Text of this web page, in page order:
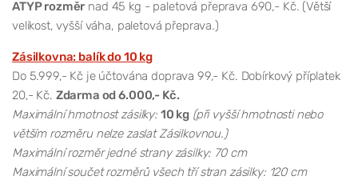
ATYP rozměr nad 45 kg - paletová přeprava 690,- Kč. (Větší
velikost, vyšší váha, paletová přeprava.)
Zásilkovna: balík do 10 kg
Do 5.999,- Kč je účtována doprava 99,- Kč. Dobírkový příplatek
20,- Kč. Zdarma od 6.000,- Kč.
Maximální hmotnost zásilky: 10 kg (při vyšší hmotnosti nebo
větším rozměru nelze zaslat Zásilkovnou.)
Maximální rozměr jedné strany zásilky: 70 cm
Maximální součet rozměrů všech tří stran zásilky: 120 cm